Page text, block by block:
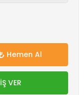
Hemen Al
VER